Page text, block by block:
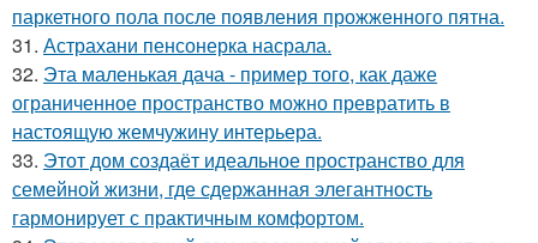
паркетного пола после появления прожженного пятна.
31. Астрахани пенсонерка насрала.
32. Эта маленькая дача - пример того, как даже
ограниченное пространство можно превратить в
настоящую жемчужину интерьера.
33. Этот дом создаёт идеальное пространство для
семейной жизни, где сдержанная элегантность
гармонирует с практичным комфортом.